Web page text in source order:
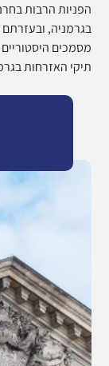
הפניות הרבות
בגרמניה, ובעזרתם
מסמכים
תיקי האזרחות